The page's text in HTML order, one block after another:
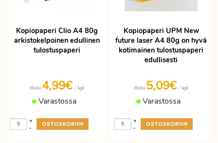
Kopiopaperi Clio A4 80g
arkistokelpoinen edullinen
tulostuspaperi
Hinta 4,99€ / kpl
Varastossa
-
+
Kopiopaperi UPM New
future laser A4 80g on hyvä
kotimainen tulostuspaperi
edullisesti
Hinta 5,09€ / kpl
Varastossa
-
+